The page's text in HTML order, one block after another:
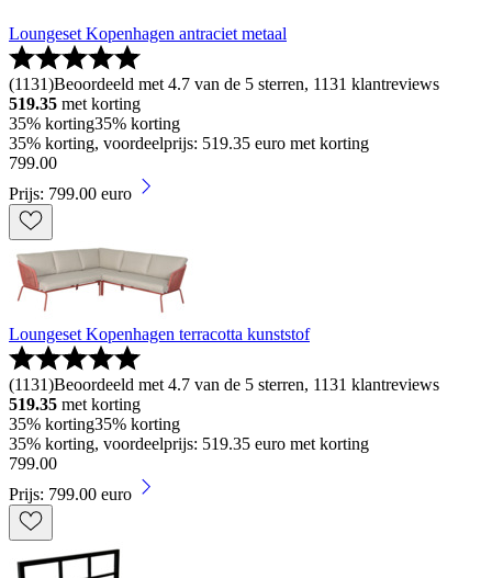
Loungeset Kopenhagen antraciet metaal
(1131)Beoordeeld met 4.7 van de 5 sterren, 1131 klantreviews
519.35 met korting
35% korting35% korting
35% korting, voordeelprijs: 519.35 euro met korting
799.00
Prijs: 799.00 euro
Loungeset Kopenhagen terracotta kunststof
(1131)Beoordeeld met 4.7 van de 5 sterren, 1131 klantreviews
519.35 met korting
35% korting35% korting
35% korting, voordeelprijs: 519.35 euro met korting
799.00
Prijs: 799.00 euro